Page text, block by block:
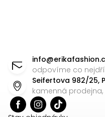
info@
odpovíme co
Seifertova 982/25,
kamenná prodejna,